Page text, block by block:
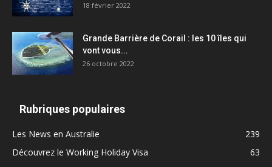
18 février 2022
Grande Barrière de Corail : les 10 îles qui
vont vous...
26 octobre 2022
Rubriques populaires
Les News en Australie
239
Découvrez le Working Holiday Visa
63